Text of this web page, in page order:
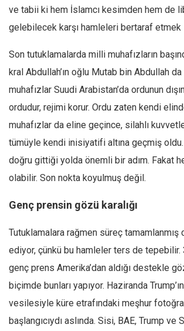
ve tabii ki hem İslamcı kesimden hem de
gelebilecek karşı hamleleri bertaraf etmek
Son tutuklamalarda milli muhafızların
kral Abdullah’ın oğlu Mutab bin Abdullah
muhafızlar Suudi Arabistan’da ordunun
ordudur, rejimi korur. Ordu zaten kendi
muhafızlar da eline geçince, silahlı
tümüyle kendi inisiyatifi altına geçmiş oldu.
doğru gittiği yolda önemli bir adım. Fakat
olabilir. Son nokta koyulmuş değil.
Genç prensin gözü karalığı
Tutuklamalara rağmen süreç
ediyor, çünkü bu hamleler ters de tepebilir.
genç prens Amerika’dan aldığı destekle
biçimde bunları yapıyor. Haziranda
vesilesiyle küre etrafındaki meşhur
başlangıcıydı aslında. Sisi, BAE, Trump ve